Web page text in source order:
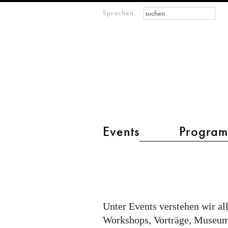
Sprachen
Hauptmenü 2
Events
Suchformular
Suche
Unter Events verstehen wir
Workshops, Vorträge,